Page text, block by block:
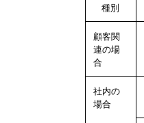
種別
顧客関
連の場
合
社内の
場合